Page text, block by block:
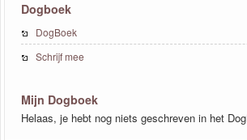
Dogboek
DogBoek
Schrijf mee
Mijn Dogboek
Helaas, je hebt nog niets geschreven in het